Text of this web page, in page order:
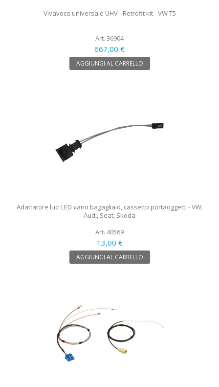
Vivavoce universale UHV - Retrofit kit - VW T5
Art. 36904
667,00 €
AGGIUNGI AL CARRELLO
Adattatore luci LED vano bagagliaio, cassetto portaoggetti - VW,
Audi, Seat, Skoda
Art. 40569
13,00 €
AGGIUNGI AL CARRELLO